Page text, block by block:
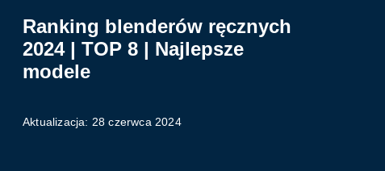
Ranking blenderów ręcznych
2024 | TOP 8 | Najlepsze
modele
Aktualizacja: 28 czerwca 2024